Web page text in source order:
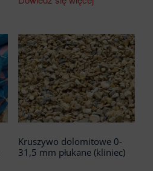
Kruszywo dolomitowe 0-
31,5 mm płukane (kliniec)